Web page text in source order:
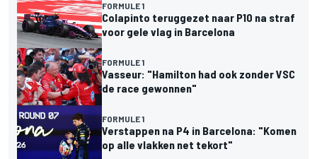
FORMULE 1
Colapinto teruggezet naar P10 na straf
voor gele vlag in Barcelona
FORMULE 1
Vasseur: "Hamilton had ook zonder VSC
de race gewonnen"
FORMULE 1
Verstappen na P4 in Barcelona: "Komen
op alle vlakken net tekort"